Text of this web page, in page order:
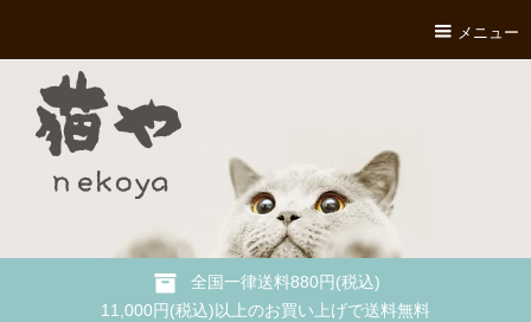
メニュー
全国一律送料880円(税込)
11,000円(税込)以上のお買い上げで送料無料